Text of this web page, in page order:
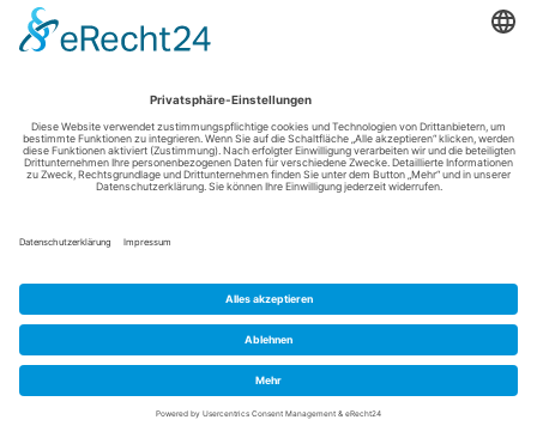
Summelenweg 91
SCHWEIZ
Auftragsverarbeitung
Wir haben einen Vertrag über
genannten Anbieter geschlossen.
datenschutzrechtlich vorgeschriebenen
Vertrag, der gewährleistet, dass dieser die
personenbezogenen Daten unserer
Websitebesucher nur nach unseren